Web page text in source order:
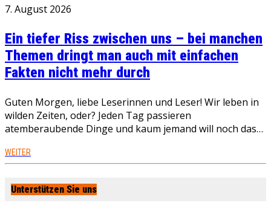
7. August 2026
Ein tiefer Riss zwischen uns – bei manchen
Themen dringt man auch mit einfachen
Fakten nicht mehr durch
Guten Morgen, liebe Leserinnen und Leser! Wir leben in
wilden Zeiten, oder? Jeden Tag passieren
atemberaubende Dinge und kaum jemand will noch das…
WEITER
Unterstützen Sie uns